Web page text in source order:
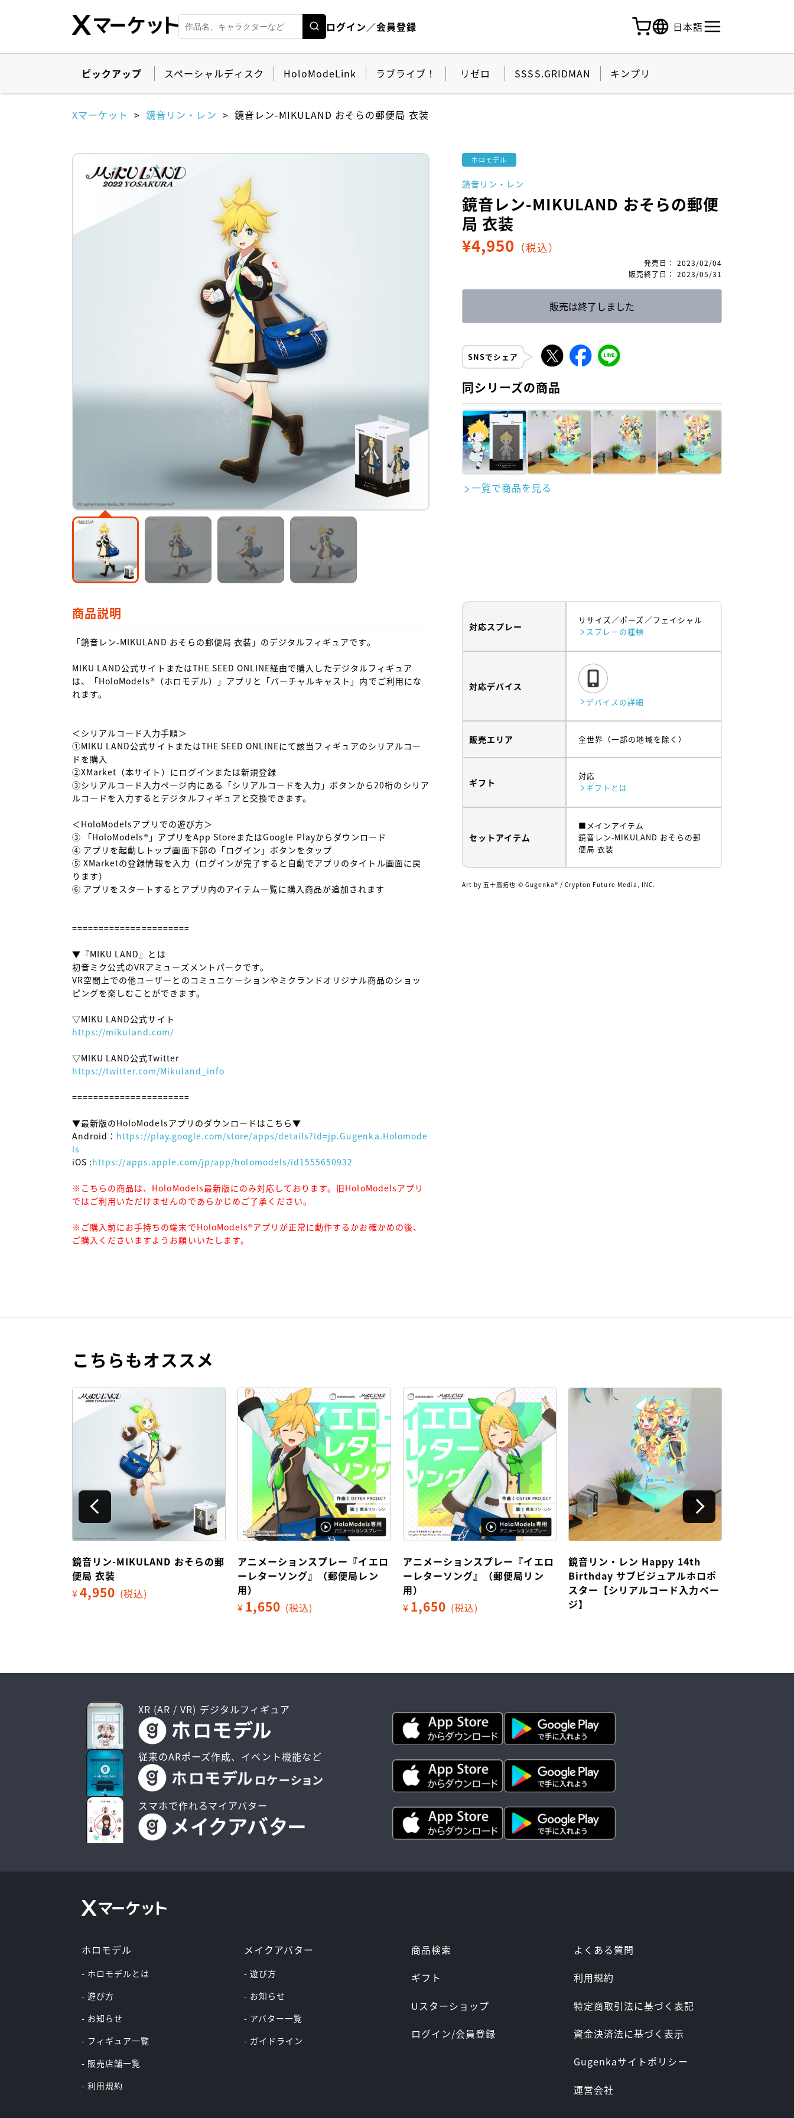
ログイン／会員登録 日本語
ピックアップ スペーシャルディスク HoloModeLink ラブライブ！ リゼロ SSSS.GRIDMAN キンプリ
Xマーケット 鏡音リン・レン 鏡音レン-MIKULAND おそらの郵便局 衣装
ホロモデル
鏡音リン・レン
鏡音レン-MIKULAND おそらの郵便
局 衣装
¥4,950 （税込）
発売日 ： 2023/02/04
販売終了日 ： 2023/05/31
販売は終了しました
SNSでシェア
同シリーズの商品
一覧で商品を見る
商品説明
「鏡音レン-MIKULAND おそらの郵便局 衣装」のデジタルフィギュアです。
MIKU LAND公式サイトまたはTHE SEED ONLINE経由で購入したデジタルフィギュア
は、「HoloModels®︎（ホロモデル）」アプリと「バーチャルキャスト」内でご利用にな
れます。
＜シリアルコード入力手順＞
①MIKU LAND公式サイトまたはTHE SEED ONLINEにて該当フィギュアのシリアルコー
ドを購入
②XMarket（本サイト）にログインまたは新規登録
③シリアルコード入力ページ内にある「シリアルコードを入力」ボタンから20桁のシリア
ルコードを入力するとデジタルフィギュアと交換できます。
＜HoloModelsアプリでの遊び方＞
③ 「HoloModels®︎」アプリをApp StoreまたはGoogle Playからダウンロード
④ アプリを起動しトップ画面下部の「ログイン」ボタンをタップ
⑤ XMarketの登録情報を入力（ログインが完了すると自動でアプリのタイトル画面に戻
ります）
⑥ アプリをスタートするとアプリ内のアイテム一覧に購入商品が追加されます
======================
▼『MIKU LAND』とは
初音ミク公式のVRアミューズメントパークです。
VR空間上での他ユーザーとのコミュニケーションやミクランドオリジナル商品のショッ
ピングを楽しむことができます。
https://mikuland.com/
▽MIKU LAND公式Twitter
https://twitter.com/Mikuland_info
======================
▼最新版のHoloModelsアプリのダウンロードはこちら▼
Android： https://play.google.com/store/apps/details?id=jp.Gugenka.Holomode
ls
iOS :https://apps.apple.com/jp/app/holomodels/id1555650932
※こちらの商品は、HoloModels最新版にのみ対応しております。旧HoloModelsアプリ
ではご利用いただけませんのであらかじめご了承ください。
※ご購入前にお手持ちの端末でHoloModels®︎アプリが正常に動作するかお確かめの後、
ご購入くださいますようお願いいたします。
対応スプレー
リサイズ ポーズ
フェイシャル
スプレーの種類
対応デバイス
デバイスの詳細
販売エリア 全世界（一部の地域を除く）
ギフト
対応
ギフトとは
セットアイテム
■メインアイテム
鏡音レン-MIKULAND おそらの郵
便局 衣装
Art by 五十嵐拓也 ©︎ Gugenka®︎ / Crypton Future Media, INC.
こちらもオススメ
鏡音リン-MIKULAND おそらの郵
便局 衣装
¥4,950 (税込)
アニメーションスプレー『イエロ
ーレターソング』（郵便局レン
用）
¥ 1,650 (税込)
アニメーションスプレー『イエロ
ーレターソング』（郵便局リン
用）
¥ 1,650 (税込)
鏡音リン・レン Happy 14th
Birthday サブビジュアルホロポ
スター【シリアルコード入力ペー
ジ】
XR (AR / VR) デジタルフィギュア
従来のARポーズ作成、イベント機能など
スマホで作れるマイアバター
ホロモデル
- ホロモデルとは
- 遊び方
- お知らせ
- フィギュア一覧
- 販売店舗一覧
- 利用規約
メイクアバター
- 遊び方
- お知らせ
- アバター一覧
- ガイドライン
商品検索
ギフト
Uスターショップ
ログイン/会員登録
よくある質問
利用規約
特定商取引法に基づく表記
資金決済法に基づく表示
Gugenkaサイトポリシー
運営会社